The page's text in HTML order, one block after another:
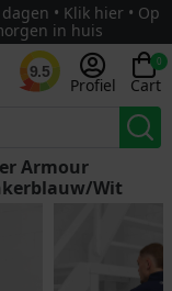
• Klik hier • Op
in huis
9.5
Profiel
0
Cart
Armour
Wit